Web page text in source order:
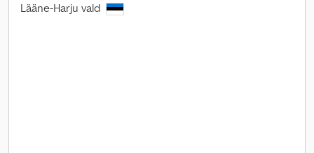
Lääne-Harju vald